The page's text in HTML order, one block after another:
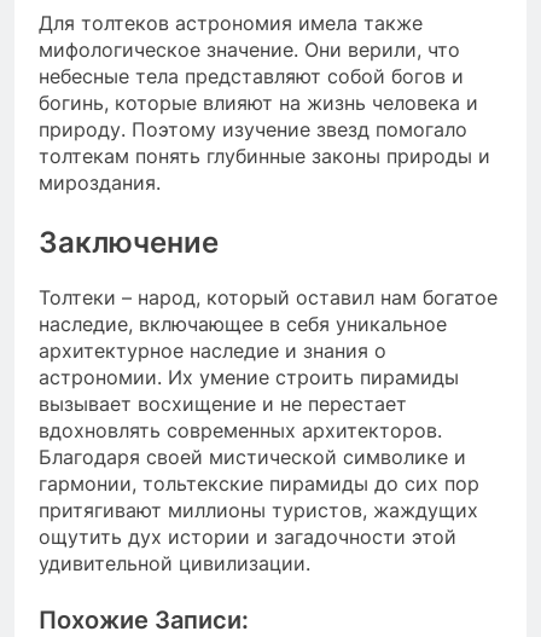
Для толтеков астрономия имела также
мифологическое значение. Они верили, что
небесные тела представляют собой богов и
богинь, которые влияют на жизнь человека и
природу. Поэтому изучение звезд помогало
толтекам понять глубинные законы природы и
мироздания.
Заключение
Толтеки – народ, который оставил нам богатое
наследие, включающее в себя уникальное
архитектурное наследие и знания о
астрономии. Их умение строить пирамиды
вызывает восхищение и не перестает
вдохновлять современных архитекторов.
Благодаря своей мистической символике и
гармонии, тольтекские пирамиды до сих пор
притягивают миллионы туристов, жаждущих
ощутить дух истории и загадочности этой
удивительной цивилизации.
Похожие Записи: